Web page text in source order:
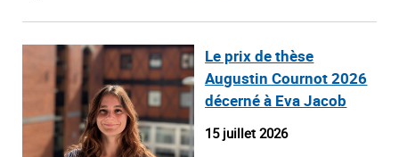
Le prix de thèse
Augustin Cournot 2026
décerné à Eva Jacob
15 juillet 2026